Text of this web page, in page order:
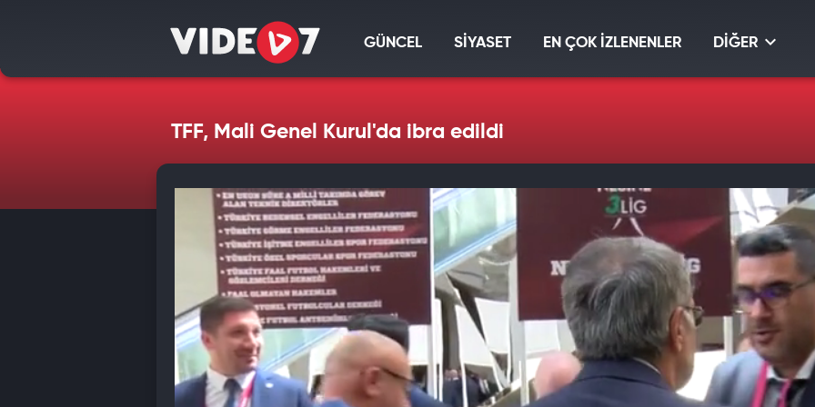
GÜNCEL SİYASET EN ÇOK İZLENENLER DİĞER
TFF, Mali Genel Kurul'da ibra edildi